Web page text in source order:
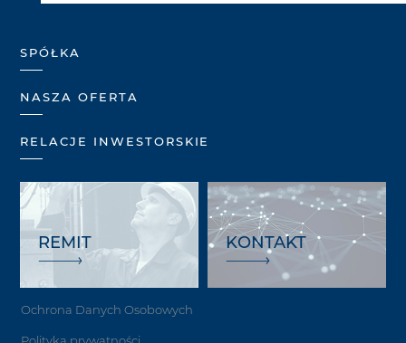
SPÓŁKA
NASZA OFERTA
RELACJE INWESTORSKIE
REMIT KONTAKT
Ochrona Danych Osobowych